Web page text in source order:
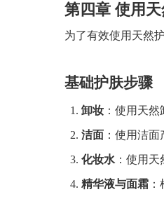
第四章 使用
为了有效使用天然
基础护肤步骤
卸妆 ：使用天
洁面 ：使用洁
化妆水 ：使用
精华液与面霜